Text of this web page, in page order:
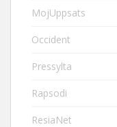
MojUppsats
Occident
Pressylta
Rapsodi
ResiaNet